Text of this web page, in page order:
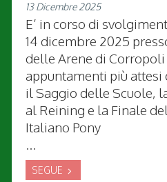
13 Dicembre 2025
E’ in corso di
14 dicembre 2025
delle Arene di Corropoli
appuntamenti più attesi
il Saggio delle Scuole,
al Reining e la Finale
Italiano Pony
...
SEGUE